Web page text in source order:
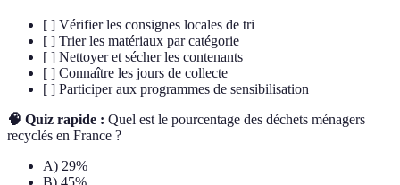
[ ] Vérifier les consignes locales de tri
[ ] Trier les matériaux par catégorie
[ ] Nettoyer et sécher les contenants
[ ] Connaître les jours de collecte
[ ] Participer aux programmes de sensibilisation
🧠 Quiz rapide : Quel est le pourcentage des déchets ménagers
recyclés en France ?
A) 29%
B) 45%